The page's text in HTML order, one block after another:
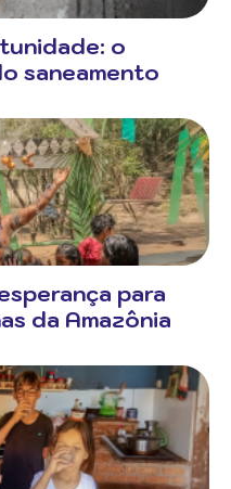
o
saneamento
para
da Amazônia